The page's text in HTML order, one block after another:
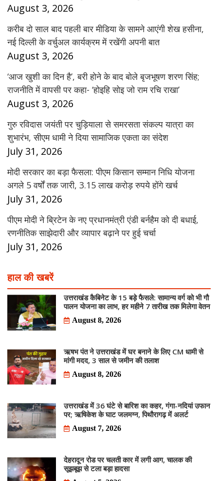
August 3, 2026
करीब दो साल बाद पहली बार मीडिया के सामने आएंगी शेख हसीना,
नई दिल्ली के वर्चुअल कार्यक्रम में रखेंगी अपनी बात
August 3, 2026
‘आज खुशी का दिन है’, बरी होने के बाद बोले बृजभूषण शरण सिंह;
राजनीति में वापसी पर कहा- ‘होइहि सोइ जो राम रचि राखा’
August 3, 2026
गुरु रविदास जयंती पर चुड़ियाला से समरसता संकल्प यात्रा का
शुभारंभ, सीएम धामी ने दिया सामाजिक एकता का संदेश
July 31, 2026
मोदी सरकार का बड़ा फैसला: पीएम किसान सम्मान निधि योजना
अगले 5 वर्षों तक जारी, 3.15 लाख करोड़ रुपये होंगे खर्च
July 31, 2026
पीएम मोदी ने ब्रिटेन के नए प्रधानमंत्री एंडी बर्नहैम को दी बधाई,
रणनीतिक साझेदारी और व्यापार बढ़ाने पर हुई चर्चा
July 31, 2026
हाल की खबरें
उत्तराखंड कैबिनेट के 15 बड़े फैसले: सामान्य वर्ग को भी गौ
पालन योजना का लाभ, हर महीने 7 तारीख तक मिलेगा वेतन
August 8, 2026
ऋषभ पंत ने उत्तराखंड में घर बनाने के लिए CM धामी से
मांगी मदद, 3 साल से जमीन की तलाश
August 8, 2026
उत्तराखंड में 36 घंटे से बारिश का कहर, गंगा-नदियां उफान
पर; ऋषिकेश के घाट जलमग्न, पिथौरागढ़ में अलर्ट
August 7, 2026
देहरादून रोड पर चलती कार में लगी आग, चालक की
सूझबूझ से टला बड़ा हादसा